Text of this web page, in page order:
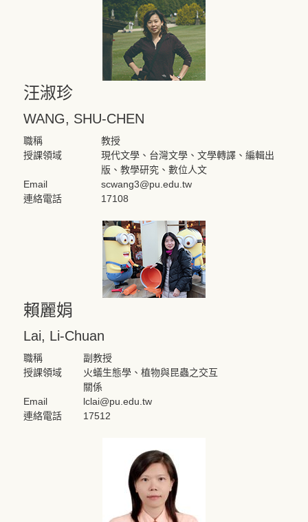
汪淑珍
WANG, SHU-CHEN
職稱
教授
授課領域
現代文學、台灣文學、文學轉譯、編輯出
版、教學研究、數位人文
Email
scwang3@pu.edu.tw
連絡電話
17108
賴麗娟
Lai, Li-Chuan
職稱
副教授
授課領域
火蟻生態學、植物與昆蟲之交互
關係
Email
lclai@pu.edu.tw
連絡電話
17512